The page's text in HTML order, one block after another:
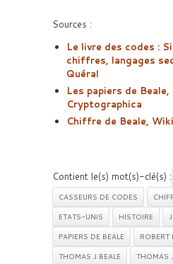
Sources :
Le livre des codes :
chiffres, langages
Quéral
Les papiers de Beale,
Cryptographica
Chiffre de Beale,
Contient le(s) mot(s)-clé(s) :
CASSEURS DE CODES
ETATS-UNIS
HISTOIRE
PAPIERS DE BEALE
ROBERT
THOMAS J BEALE
THOMAS